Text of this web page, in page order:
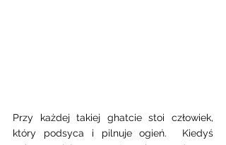
Przy każdej takiej ghatcie stoi człowiek,
który podsyca i pilnuje ogień.  Kiedyś